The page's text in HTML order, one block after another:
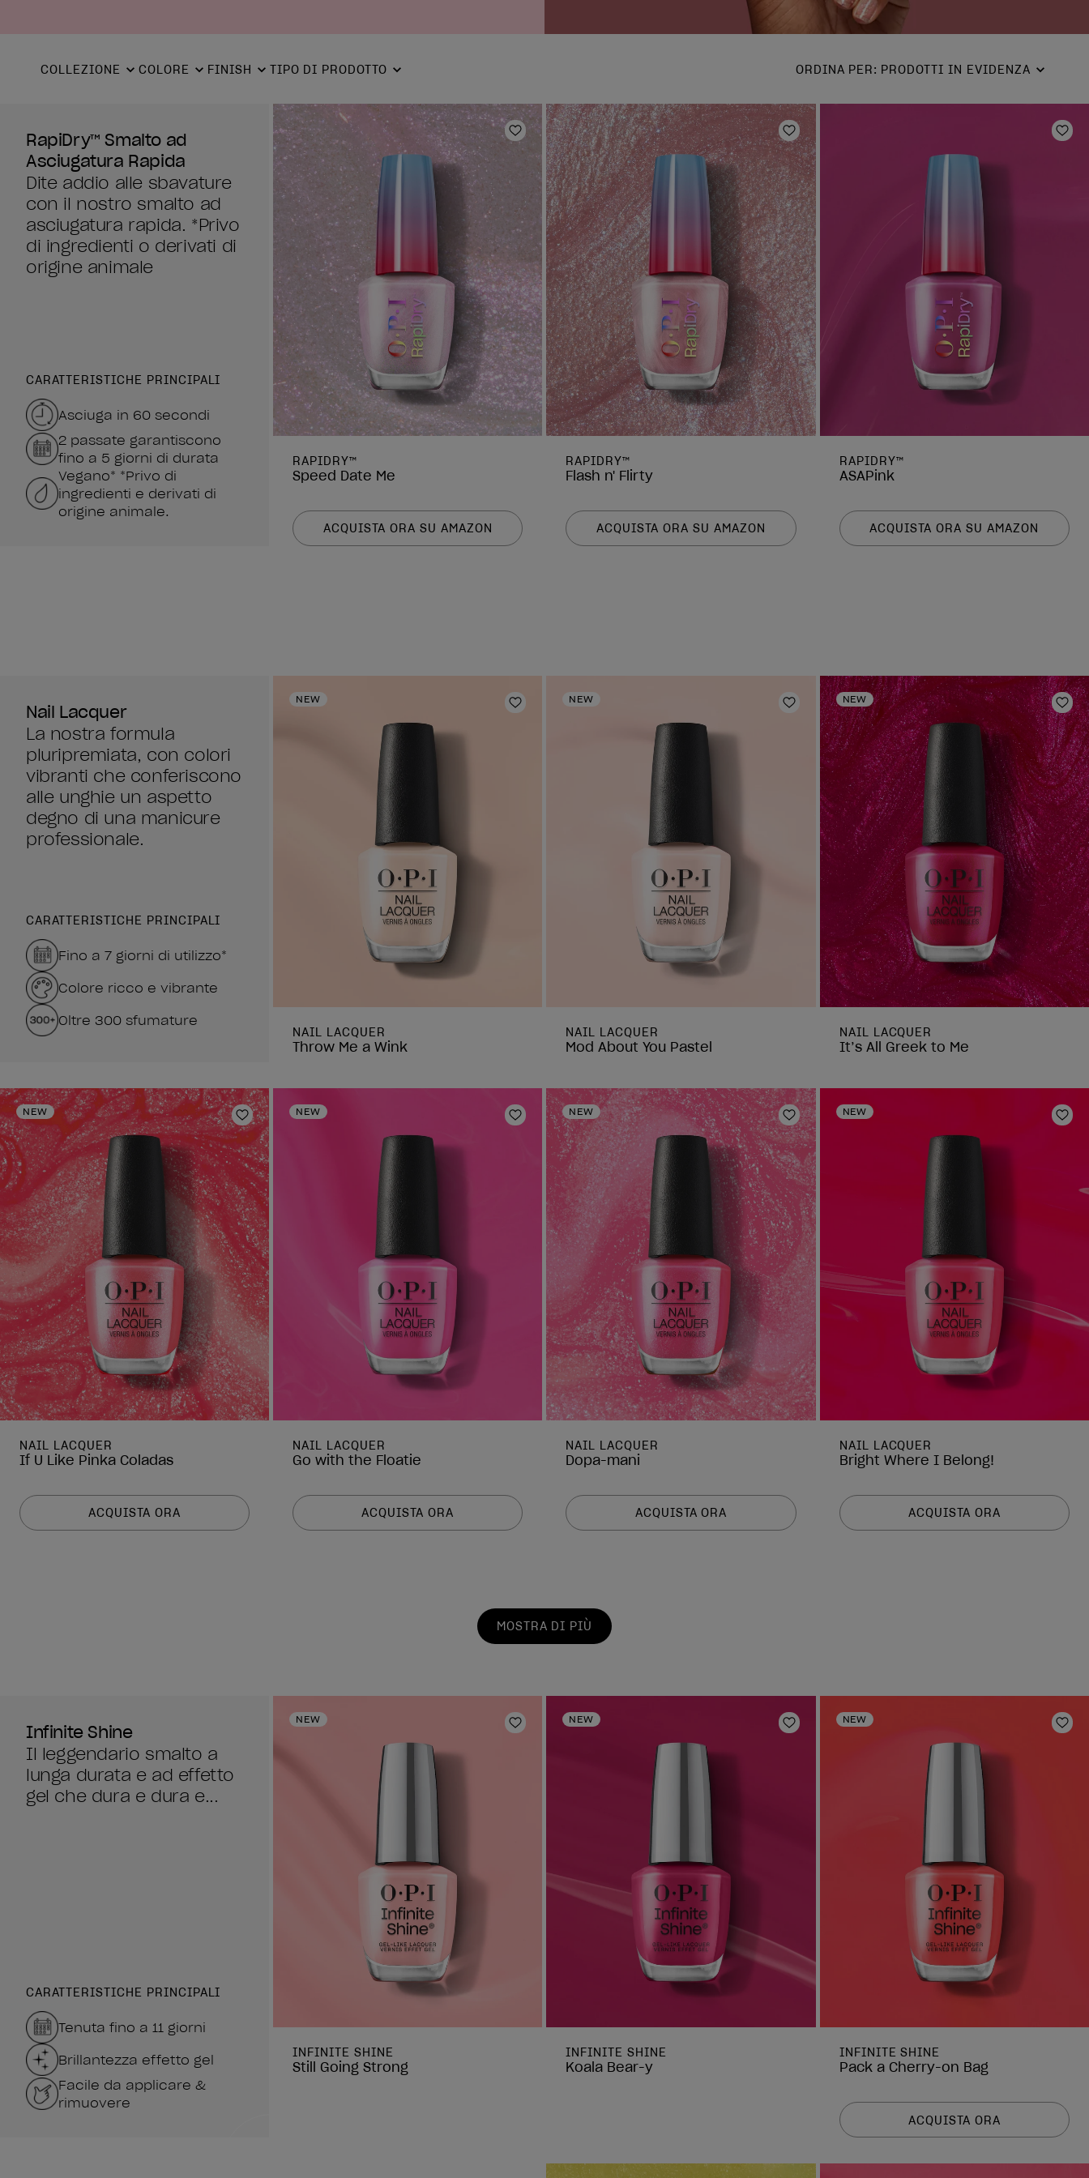
COLLEZIONE COLORE FINISH TIPO DI PRODOTTO ORDINA PER: PRODOTTI IN EVIDENZA
RapiDry™ Smalto ad
Asciugatura Rapida
Dite addio alle sbavature
con il nostro smalto ad
asciugatura rapida. *Privo
di ingredienti o derivati di
origine animale
CARATTERISTICHE PRINCIPALI
Asciuga in 60 secondi
2 passate garantiscono
fino a 5 giorni di durata
Vegano* *Privo di
ingredienti e derivati di
origine animale.
Aggiungi alla lista dei desideri
RAPIDRY™
Speed Date Me
ACQUISTA ORA SU AMAZON
Aggiungi alla lista dei desideri
RAPIDRY™
Flash n' Flirty
ACQUISTA ORA SU AMAZON
RAPIDRY™
ASAPink
ACQUISTA ORA SU AMAZON
Nail Lacquer
La nostra formula
pluripremiata, con colori
vibranti che conferiscono
alle unghie un aspetto
degno di una manicure
professionale.
CARATTERISTICHE PRINCIPALI
Fino a 7 giorni di utilizzo*
Colore ricco e vibrante
Oltre 300 sfumature
NEW
Aggiungi alla lista dei desideri
NAIL LACQUER
Throw Me a Wink
NEW
Aggiungi alla lista dei desideri
NAIL LACQUER
Mod About You Pastel
NEW
NAIL LACQUER
It’s All Greek to Me
NEW
Aggiungi alla lista dei desideri
NAIL LACQUER
If U Like Pinka Coladas
ACQUISTA ORA
NEW
Aggiungi alla lista dei desideri
NAIL LACQUER
Go with the Floatie
ACQUISTA ORA
NEW
Aggiungi alla lista dei desideri
NAIL LACQUER
Dopa-mani
ACQUISTA ORA
NEW
NAIL LACQUER
Bright Where I Belong!
ACQUISTA ORA
MOSTRA DI PIÙ
Infinite Shine
Il leggendario smalto a
lunga durata e ad effetto
gel che dura e dura e...
CARATTERISTICHE PRINCIPALI
Tenuta fino a 11 giorni
Brillantezza effetto gel
Facile da applicare &
rimuovere
NEW
Aggiungi alla lista dei desideri
INFINITE SHINE
Still Going Strong
NEW
Aggiungi alla lista dei desideri
INFINITE SHINE
Koala Bear-y
NEW
INFINITE SHINE
Pack a Cherry-on Bag
ACQUISTA ORA